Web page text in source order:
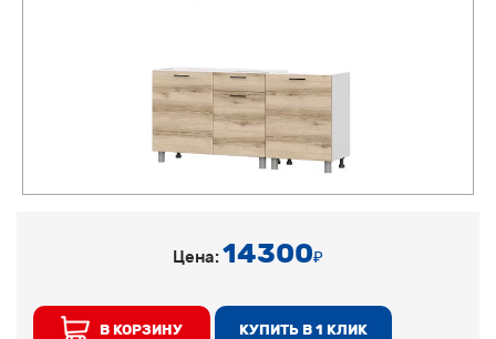
Цена:14300₽
В КОРЗИНУ КУПИТЬ В 1 КЛИК